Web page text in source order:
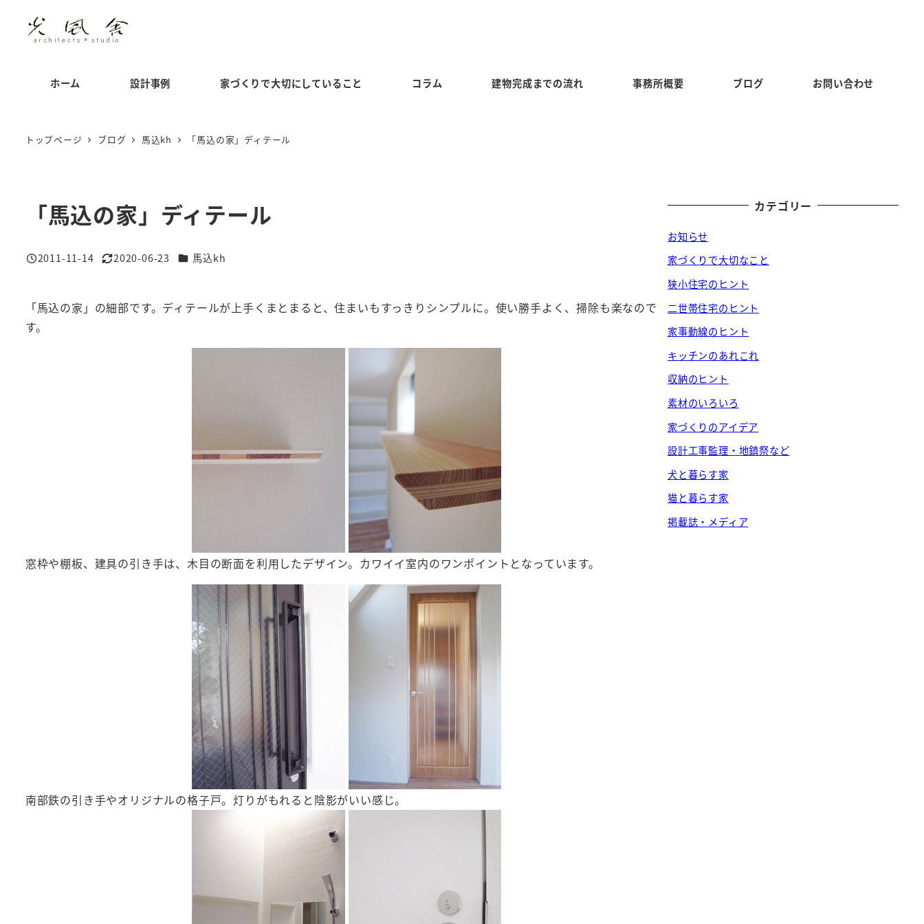
ホーム 設計事例 家づくりで大切にしていること コラム 建物完成までの流れ 事務所概要 ブログ お問い合わせ
トップページ ブログ 馬込kh 「馬込の家」ディテール
「馬込の家」ディテール
投稿日
2011-11-14
更新日
2020-06-23 カテゴリー
馬込kh
「馬込の家」の細部です。ディテールが上手くまとまると、住まいもすっきりシンプルに。使い勝手よく、掃除も楽なので
す。
窓枠や棚板、建具の引き手は、木目の断面を利用したデザイン。カワイイ室内のワンポイントとなっています。
南部鉄の引き手やオリジナルの格子戸。灯りがもれると陰影がいい感じ。
カテゴリー
お知らせ
家づくりで大切なこと
狭小住宅のヒント
二世帯住宅のヒント
家事動線のヒント
キッチンのあれこれ
収納のヒント
素材のいろいろ
家づくりのアイデア
設計工事監理・地鎮祭など
犬と暮らす家
猫と暮らす家
掲載誌・メディア